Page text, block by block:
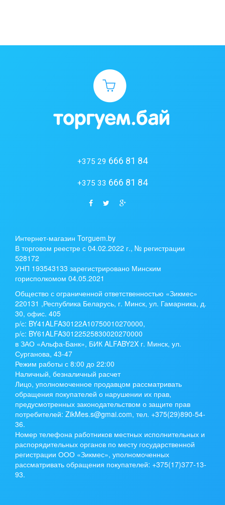
+375 29 666 81 84
+375 33 666 81 84
Интернет-магазин Torguem.by
В торговом реестре с 04.02.2022 г., № регистрации
528172
УНП 193543133 зарегистрировано Минским
горисполкомом 04.05.2021
Общество с ограниченной ответственностью «Зикмес»
220131 ,Республика Беларусь, г. Минск, ул. Гамарника, д.
30, офис. 405
р/с: BY41ALFA30122A10750010270000,
р/с: BY61ALFA30122525830020270000
в ЗАО «Альфа-Банк», БИК ALFABY2X г. Минск, ул.
Сурганова, 43-47
Режим работы с 8:00 до 22:00
Наличный, безналичный расчет
Лицо, уполномоченное продавцом рассматривать
обращения покупателей о нарушении их прав,
предусмотренных законодательством о защите прав
потребителей: ZikMes.s@gmai.com, тел. +375(29)890-54-
36.
Номер телефона работников местных исполнительных и
распорядительных органов по месту государственной
регистрации ООО «Зикмес», уполномоченных
рассматривать обращения покупателей: +375(17)377-13-
93.